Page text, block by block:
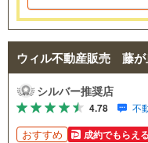
ウィル不動産販売 藤が
シルバー推奨店
4.78 不
おすすめ 成約でもらえる